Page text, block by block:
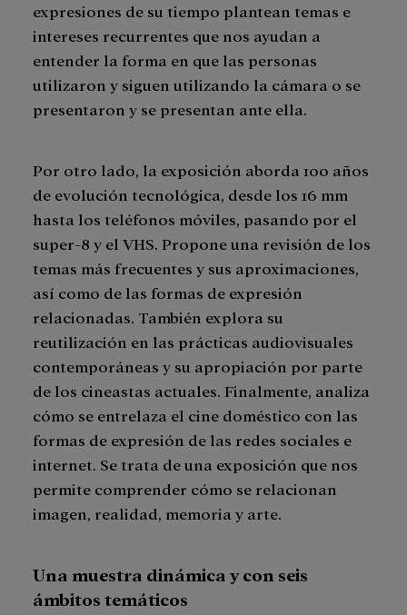
expresiones de su tiempo plantean temas e
intereses recurrentes que nos ayudan a
entender la forma en que las personas
utilizaron y siguen utilizando la cámara o se
presentaron y se presentan ante ella.
Por otro lado, la exposición aborda 100 años
de evolución tecnológica, desde los 16 mm
hasta los teléfonos móviles, pasando por el
super-8 y el VHS. Propone una revisión de los
temas más frecuentes y sus aproximaciones,
así como de las formas de expresión
relacionadas. También explora su
reutilización en las prácticas audiovisuales
contemporáneas y su apropiación por parte
de los cineastas actuales. Finalmente, analiza
cómo se entrelaza el cine doméstico con las
formas de expresión de las redes sociales e
internet. Se trata de una exposición que nos
permite comprender cómo se relacionan
imagen, realidad, memoria y arte.
Una muestra dinámica y con seis
ámbitos temáticos